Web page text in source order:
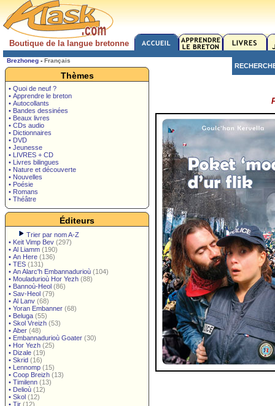
Boutique de la langue bretonne
Brezhoneg - Français
Thèmes
• Quoi de neuf ?
• Apprendre le breton
• Autocollants
• Bandes dessinées
• Beaux livres
• CDs audio
• Dictionnaires
• DVD
• Jeunesse
• LIVRES + CD
• Livres bilingues
• Nature et découverte
• Nouvelles
• Poésie
• Romans
• Théâtre
Éditeurs
Trier par nom A-Z
• Keit Vimp Bev (297)
• Al Liamm (190)
• An Here (136)
• TES (131)
• An Alarc'h Embannadurioù (104)
• Mouladurioù Hor Yezh (88)
• Bannoù-Heol (86)
• Sav-Heol (79)
• Al Lanv (68)
• Yoran Embanner (68)
• Beluga (55)
• Skol Vreizh (53)
• Aber (48)
• Embannadurioù Goater (30)
• Hor Yezh (25)
• Dizale (19)
• Skrid (16)
• Lennomp (15)
• Coop Breizh (13)
• Timilenn (13)
• Delioù (12)
• Skol (12)
• Tir (12)